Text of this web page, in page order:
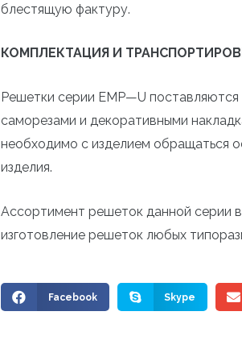
блестящую фактуру.
КОМПЛЕКТАЦИЯ И
Решетки серии EMP—U
саморезами и декоративными
необходимо с изделием обращаться
изделия.
Ассортимент решеток данной серии
изготовление решеток любых
Facebook Skype